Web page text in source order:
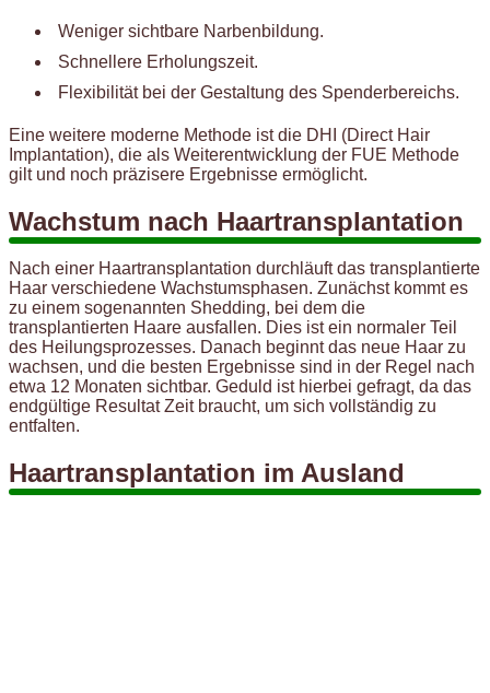
Weniger sichtbare Narbenbildung.
Schnellere Erholungszeit.
Flexibilität bei der Gestaltung des Spenderbereichs.
Eine weitere moderne Methode ist die DHI (Direct Hair
Implantation), die als Weiterentwicklung der FUE Methode
gilt und noch präzisere Ergebnisse ermöglicht.
Wachstum nach Haartransplantation
Nach einer Haartransplantation durchläuft das transplantierte
Haar verschiedene Wachstumsphasen. Zunächst kommt es
zu einem sogenannten Shedding, bei dem die
transplantierten Haare ausfallen. Dies ist ein normaler Teil
des Heilungsprozesses. Danach beginnt das neue Haar zu
wachsen, und die besten Ergebnisse sind in der Regel nach
etwa 12 Monaten sichtbar. Geduld ist hierbei gefragt, da das
endgültige Resultat Zeit braucht, um sich vollständig zu
entfalten.
Haartransplantation im Ausland